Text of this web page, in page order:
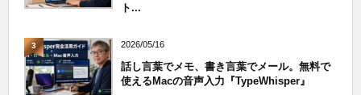
ト...
3 2026/05/16
話し言葉でメモ、書き言葉でメール。無料で
使えるMacの音声入力『TypeWhisper』